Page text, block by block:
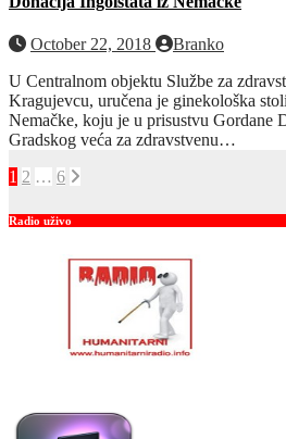
October 22, 2018
Branko
U Centralnom objektu Službe za
Kragujevcu, uručena je ginekološka
Nemačke, koju je u prisustvu Gordane
Gradskog veća za zdravstvenu…
Posts
pagination
1 2 … 6
Radio uživo